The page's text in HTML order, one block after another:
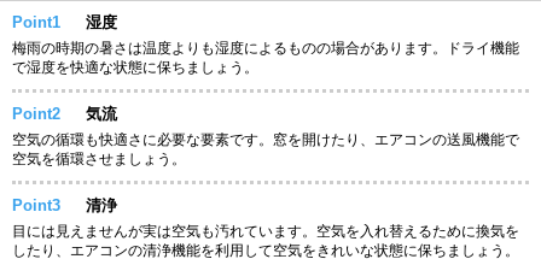
Point1 湿度
梅雨の時期の暑さは温度よりも湿度によるものの場合があります。ドライ機能
で湿度を快適な状態に保ちましょう。
Point2 気流
空気の循環も快適さに必要な要素です。窓を開けたり、エアコンの送風機能で
空気を循環させましょう。
Point3 清浄
目には見えませんが実は空気も汚れています。空気を入れ替えるために換気を
したり、エアコンの清浄機能を利用して空気をきれいな状態に保ちましょう。